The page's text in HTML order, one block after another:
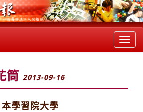
筒 2013-09-16
學習院大學